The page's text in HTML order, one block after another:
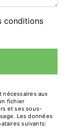
conditions
aux
fichier
et ses sous-
Les données
suivants: